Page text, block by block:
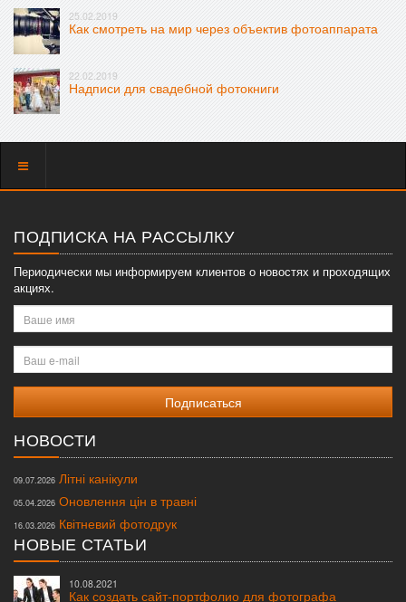
25.02.2019
Как смотреть на мир через объектив фотоаппарата
22.02.2019
Надписи для свадебной фотокниги
Показать
ПОДПИСКА НА РАССЫЛКУ
Периодически мы информируем клиентов о новостях и проходящих
акциях.
Ваше
имя
Ваш
e-
mail
НОВОСТИ
09.07.2026 Літні канікули
05.04.2026 Оновлення цін в травні
16.03.2026 Квітневий фотодрук
НОВЫЕ СТАТЬИ
10.08.2021
Как создать сайт-портфолио для фотографа